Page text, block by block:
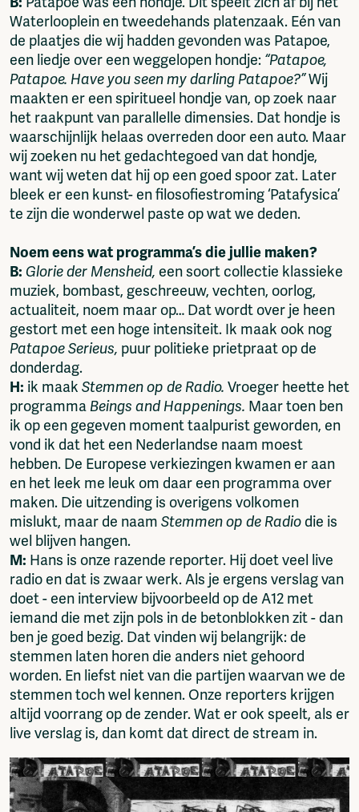
Waterlooplein en tweedehands platenzaak. Eén van
de plaatjes die wij hadden gevonden was Patapoe,
een liedje over een weggelopen hondje: “Patapoe,
Patapoe. Have you seen my darling Patapoe?”Wij
maakten er een spiritueel hondje van, op zoek naar
het raakpunt van parallelle dimensies. Dat hondje is
waarschijnlijk helaas overreden door een auto. Maar
wij zoeken nu het gedachtegoed van dat hondje,
want wij weten dat hij op een goed spoor zat. Later
bleek er een kunst- en filosofiestroming ‘Patafysica’
te zijn die wonderwel paste op wat we deden.
Noem eens wat programma’s die jullie maken?
B: Glorie der Mensheid, een soort collectie klassieke
muziek, bombast, geschreeuw, vechten, oorlog,
actualiteit, noem maar op… Dat wordt over je heen
gestort met een hoge intensiteit. Ik maak ook nog
Patapoe Serieus, puur politieke prietpraat op de
donderdag.
H: ik maak Stemmen op de Radio. Vroeger heette het
programma Beings and Happenings. Maar toen ben
ik op een gegeven moment taalpurist geworden, en
vond ik dat het een Nederlandse naam moest
hebben. De Europese verkiezingen kwamen er aan
en het leek me leuk om daar een programma over
maken. Die uitzending is overigens volkomen
mislukt, maar de naam Stemmen op de Radio die is
wel blijven hangen.
M: Hans is onze razende reporter. Hij doet veel live
radio en dat is zwaar werk. Als je ergens verslag van
doet - een interview bijvoorbeeld op de A12 met
iemand die met zijn pols in de betonblokken zit - dan
ben je goed bezig. Dat vinden wij belangrijk: de
stemmen laten horen die anders niet gehoord
worden. En liefst niet van die partijen waarvan we de
stemmen toch wel kennen. Onze reporters krijgen
altijd voorrang op de zender. Wat er ook speelt, als er
live verslag is, dan komt dat direct de stream in.